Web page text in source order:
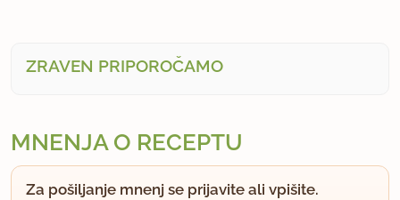
ZRAVEN PRIPOROČAMO
MNENJA O RECEPTU
Za pošiljanje mnenj se prijavite ali vpišite.